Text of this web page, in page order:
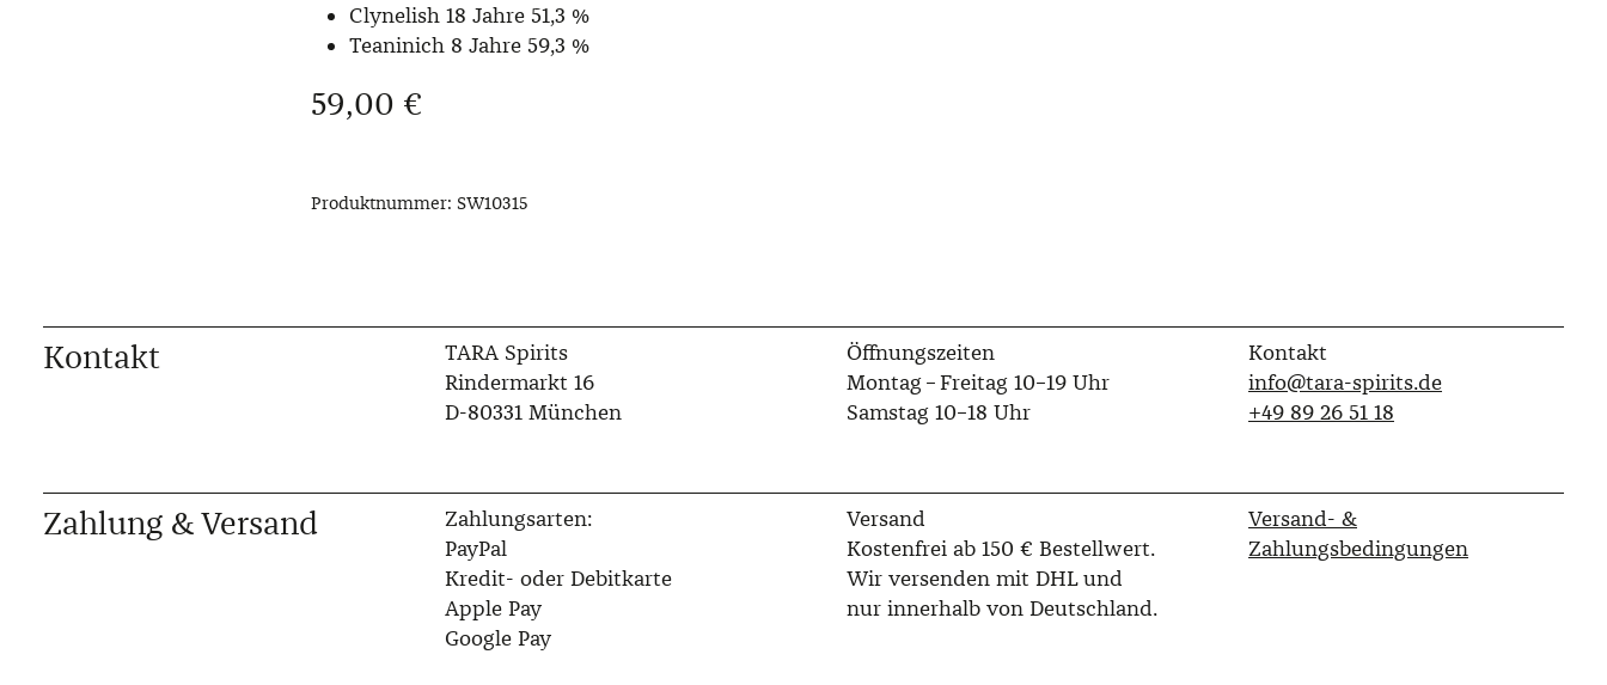
Clynelish 18 Jahre 51,3 %
Teaninich 8 Jahre 59,3 %
Regulärer Preis:
59,00 €
Produktnummer: SW10315
Kontakt
TARA Spirits
Rindermarkt 16
D-80331 München
Öffnungszeiten
Montag – Freitag 10–19 Uhr
Samstag 10–18 Uhr
Kontakt
info@tara-spirits.de
‭+49 89 26 51 18‬
Zahlung & Versand
Zahlungsarten:
PayPal
Kredit- oder Debitkarte
Apple Pay
Google Pay
Versand
Kostenfrei ab 150 € Bestellwert.
Wir versenden mit DHL und
nur innerhalb von Deutschland.
Versand- &
Zahlungsbedingungen